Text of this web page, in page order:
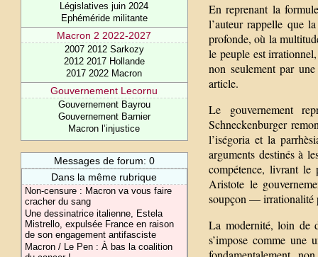
Législatives juin 2024
Ephéméride militante
Macron 2 2022-2027
2007 2012 Sarkozy
2012 2017 Hollande
2017 2022 Macron
Gouvernement Lecornu
Gouvernement Bayrou
Gouvernement Barnier
Macron l’injustice
Messages de forum: 0
Dans la même rubrique
Non-censure : Macron va vous faire
cracher du sang
Une dessinatrice italienne, Estela
Mistrello, expulsée France en raison
de son engagement antifasciste
Macron / Le Pen : À bas la coalition
En reprenant la
l’auteur rappelle que
profonde, où la
le peuple est
non seulement par
article.
Le gouvernement
Schneckenburger
l’iségoria et la
arguments destinés à
compétence, livrant
Aristote le
soupçon — irrationalité
La modernité, loin de
s’impose comme une